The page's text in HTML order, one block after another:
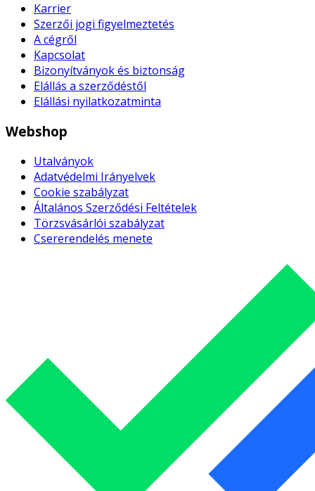
Karrier
Szerzői jogi figyelmeztetés
A cégről
Kapcsolat
Bizonyítványok és biztonság
Elállás a szerződéstől
Elállási nyilatkozatminta
Webshop
Utalványok
Adatvédelmi Irányelvek
Cookie szabályzat
Általános Szerződési Feltételek
Törzsvásárlói szabályzat
Csererendelés menete